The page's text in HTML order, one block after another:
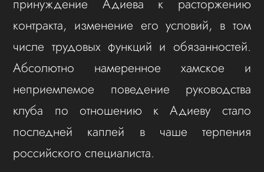
принуждение Адиева к расторжению
контракта, изменение его условий, в том
числе трудовых функций и обязанностей.
Абсолютно намеренное хамское и
неприемлемое поведение руководства
клуба по отношению к Адиеву стало
последней каплей в чаше терпения
российского специалиста.